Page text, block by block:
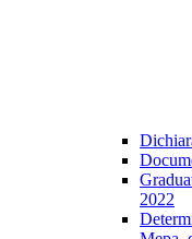
2022